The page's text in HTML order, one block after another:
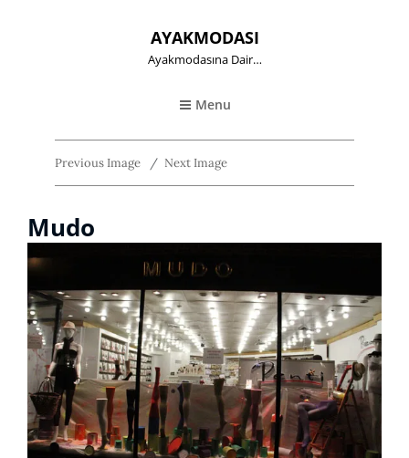
AYAKMODASI
Ayakmodasına Dair…
Menu
Previous Image Next Image
Mudo